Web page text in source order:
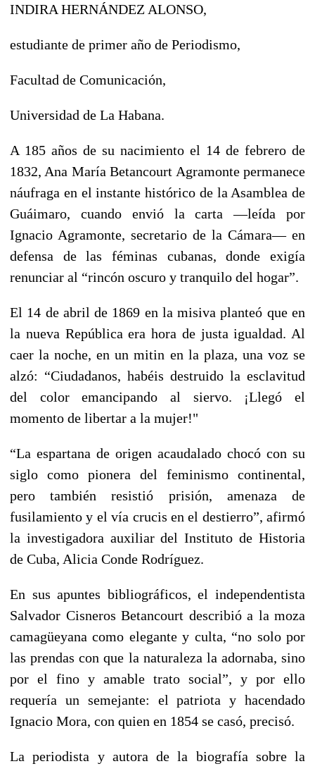
INDIRA HERNÁNDEZ ALONSO,
estudiante de primer año de Periodismo,
Facultad de Comunicación,
Universidad de La Habana.
A 185 años de su nacimiento el 14 de febrero de
1832, Ana María Betancourt Agramonte permanece
náufraga en el instante histórico de la Asamblea de
Guáimaro, cuando envió la carta —leída por
Ignacio Agramonte, secretario de la Cámara— en
defensa de las féminas cubanas, donde exigía
renunciar al “rincón oscuro y tranquilo del hogar”.
El 14 de abril de 1869 en la misiva planteó que en
la nueva República era hora de justa igualdad. Al
caer la noche, en un mitin en la plaza, una voz se
alzó: “Ciudadanos, habéis destruido la esclavitud
del color emancipando al siervo. ¡Llegó el
momento de libertar a la mujer!"
“La espartana de origen acaudalado chocó con su
siglo como pionera del feminismo continental,
pero también resistió prisión, amenaza de
fusilamiento y el vía crucis en el destierro”, afirmó
la investigadora auxiliar del Instituto de Historia
de Cuba, Alicia Conde Rodríguez.
En sus apuntes bibliográficos, el independentista
Salvador Cisneros Betancourt describió a la moza
camagüeyana como elegante y culta, “no solo por
las prendas con que la naturaleza la adornaba, sino
por el fino y amable trato social”, y por ello
requería un semejante: el patriota y hacendado
Ignacio Mora, con quien en 1854 se casó, precisó.
La periodista y autora de la biografía sobre la